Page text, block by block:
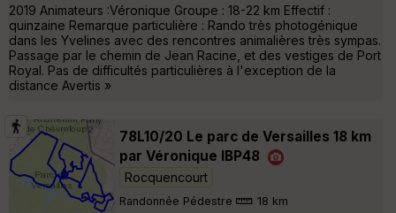
2019 Animateurs :Véronique Groupe : 18-22 km Effectif :
quinzaine Remarque particulière : Rando très photogénique
dans les Yvelines avec des rencontres animalières très sympas.
Passage par le chemin de Jean Racine, et des vestiges de Port
Royal. Pas de difficultés particulières à l'exception de la
distance Avertis »
78L10/20 Le parc de Versailles 18 km
par Véronique IBP48
Rocquencourt
Randonnée Pédestre 18 km